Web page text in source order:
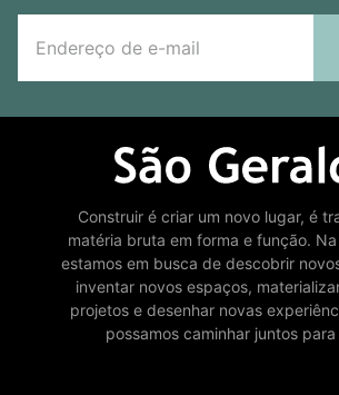
Construir é criar um novo lugar, é
matéria bruta em forma e função.
estamos em busca de descobrir
inventar novos espaços,
projetos e desenhar novas
possamos caminhar juntos